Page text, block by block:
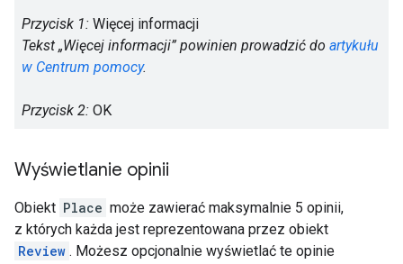
Przycisk 1: Więcej informacji
Tekst „Więcej informacji” powinien prowadzić do artykułu
w Centrum pomocy.
Przycisk 2: OK
Wyświetlanie opinii
Obiekt Place może zawierać maksymalnie 5 opinii,
z których każda jest reprezentowana przez obiekt
Review . Możesz opcjonalnie wyświetlać te opinie